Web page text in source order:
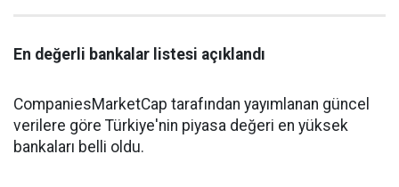
En değerli bankalar listesi açıklandı
CompaniesMarketCap tarafından yayımlanan güncel
verilere göre Türkiye'nin piyasa değeri en yüksek
bankaları belli oldu.